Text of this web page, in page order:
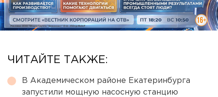
ЧИТАЙТЕ ТАКЖЕ:
В Академическом районе Екатеринбурга
запустили мощную насосную станцию